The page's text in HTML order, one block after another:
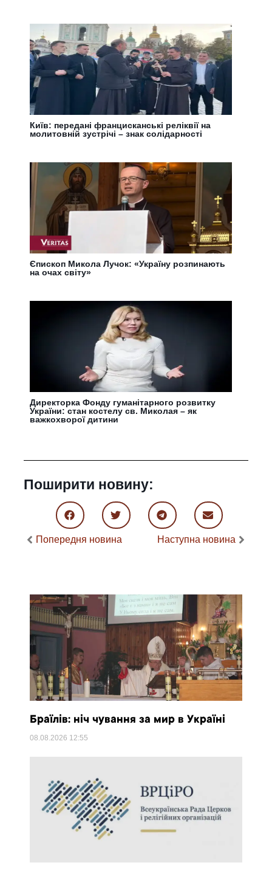
Київ: передані францисканські реліквії на
молитовній зустрічі – знак солідарності
Єпископ Микола Лучок: «Україну розпинають
на очах світу»
Директорка Фонду гуманітарного розвитку
України: стан костелу св. Миколая – як
важкохворої дитини
Поширити новину:
Попередня новина Наступна новина
Браїлів: ніч чування за мир в Україні
08.08.2026 12:55